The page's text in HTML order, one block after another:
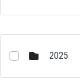
2025